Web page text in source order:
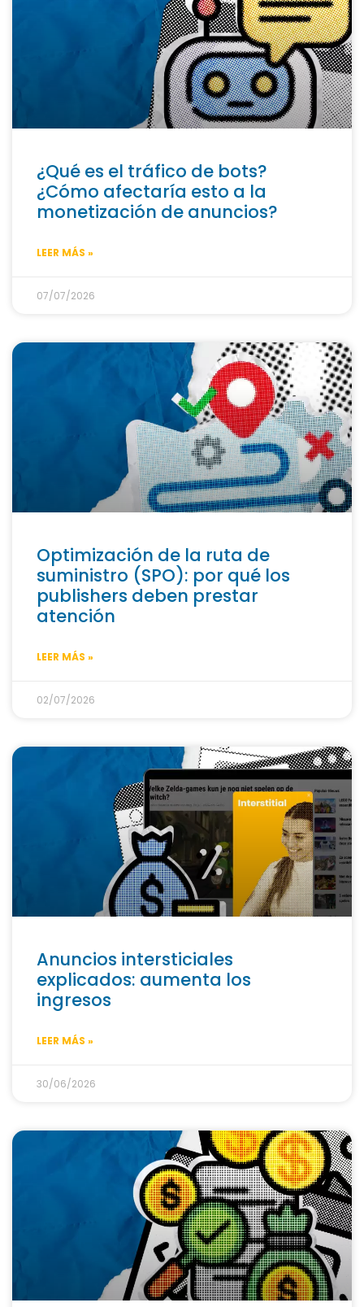
¿Qué es el tráfico de bots?
¿Cómo afectaría esto a la
monetización de anuncios?
LEER MÁS »
07/07/2026
Optimización de la ruta de
suministro (SPO): por qué los
publishers deben prestar
atención
LEER MÁS »
02/07/2026
Anuncios intersticiales
explicados: aumenta los
ingresos
LEER MÁS »
30/06/2026